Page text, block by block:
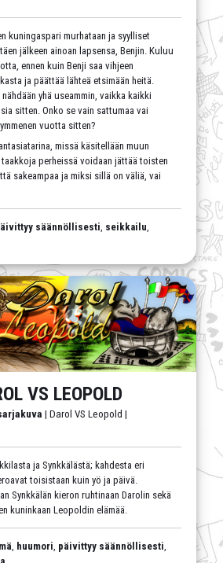
kuningaspari murhataan ja syylliset
jälkeen ainoan lapsensa, Benjin. Kuluu
ennen kuin Benji saa vihjeen
ja päättää lähteä etsimään heitä.
yhä useammin, vaikka kaikki
sitten. Onko se vain sattumaa vai
vuotta sitten?
missä käsitellään muun
perheissä voidaan jättää toisten
sakeampaa ja miksi sillä on väliä, vai
säännöllisesti seikkailu
VS LEOPOLD
| Darol VS Leopold |
ja Synkkälästä; kahdesta eri
toisistaan kuin yö ja päivä.
Synkkälän kieron ruhtinaan Darolin sekä
kuninkaan Leopoldin elämää.
, huumori, päivittyy säännöllisesti,